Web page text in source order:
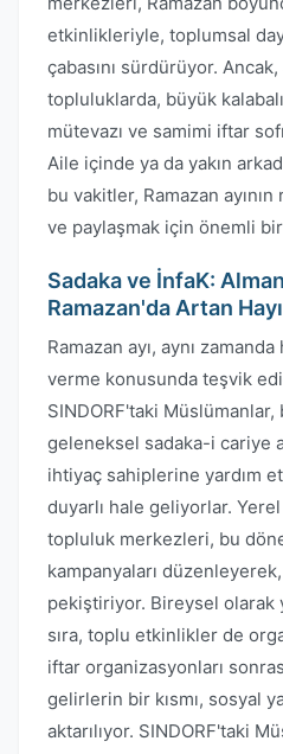
etkinlikleriyle, toplumsal
çabasını sürdürüyor.
topluluklarda, büyük
mütevazı ve samimi iftar
Aile içinde ya da yakın
bu vakitler, Ramazan
ve paylaşmak için önemli
Sadaka ve İnfaK:
Ramazan'da Artan
Ramazan ayı, aynı
verme konusunda teşvik
SINDORF'taki
geleneksel sadaka-i cariye
ihtiyaç sahiplerine yardım
duyarlı hale geliyorlar. Yerel
topluluk merkezleri, bu
kampanyaları
pekiştiriyor. Bireysel olarak
sıra, toplu etkinlikler de
iftar organizasyonları
gelirlerin bir kısmı, sosyal
aktarılıyor. SINDORF'taki